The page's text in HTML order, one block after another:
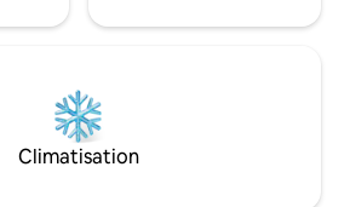
Climatisation